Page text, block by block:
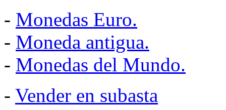
- Monedas Euro.
- Moneda antigua.
- Monedas del Mundo.
- Vender en subasta